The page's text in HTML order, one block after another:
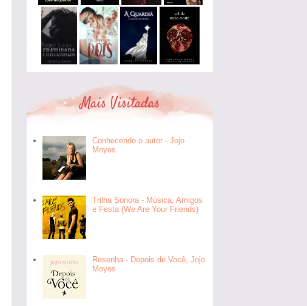
Mais Visitadas
Conhecendo o autor - Jojo
Moyes
Trilha Sonora - Música, Amigos
e Festa (We Are Your Friends)
Resenha - Depois de Você, Jojo
Moyes